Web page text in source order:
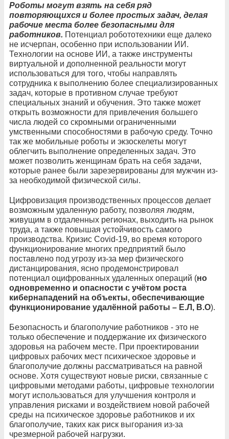
Роботы могут взять на себя ряд
повторяющихся и более простых задач, делая
рабочие места более безопасными для
работников. Потенциал робототехники еще далеко
не исчерпан, особенно при использовании ИИ.
Технологии на основе ИИ, а также инструменты
виртуальной и дополненной реальности могут
использоваться для того, чтобы направлять
сотрудника к выполнению более специализированных
задач, которые в противном случае требуют
специальных знаний и обучения. Это также может
открыть возможности для привлечения большего
числа людей со скромными ограниченными
умственными способностями в рабочую среду. Точно
так же мобильные роботы и экзоскелеты могут
облегчить выполнение определенных задач. Это
может позволить женщинам брать на себя задачи,
которые ранее были зарезервированы для мужчин из-
за необходимой физической силы.
Цифровизация производственных процессов делает
возможным удаленную работу, позволяя людям,
живущим в отдаленных регионах, выходить на рынок
труда, а также повышая устойчивость самого
производства. Кризис Covid-19, во время которого
функционирование многих предприятий было
поставлено под угрозу из-за мер физического
дистанцирования, ясно продемонстрировал
потенциал оцифрованных удаленных операций (но
одновременно и опасности с учётом роста
кибернападений на объекты, обеспечивающие
функционирование удалённой работы – Е.Л, В.О).
Безопасность и благополучие работников - это не
только обеспечение и поддержание их физического
здоровья на рабочем месте. При проектировании
цифровых рабочих мест психическое здоровье и
благополучие должны рассматриваться на равной
основе. Хотя существуют новые риски, связанные с
цифровыми методами работы, цифровые технологии
могут использоваться для улучшения контроля и
управления рисками и воздействием новой рабочей
среды на психическое здоровье работников и их
благополучие, таких как риск выгорания из-за
чрезмерной рабочей нагрузки.